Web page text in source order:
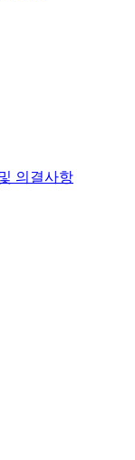
의결사항